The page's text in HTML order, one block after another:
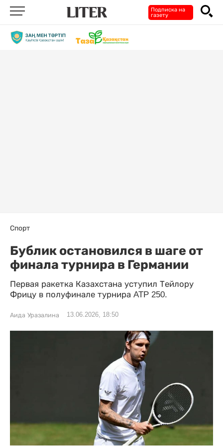
Подписка на
газету
Спорт
Бублик остановился в шаге от
финала турнира в Германии
Первая ракетка Казахстана уступил Тейлору
Фрицу в полуфинале турнира ATP 250.
Аида Уразалина 13.06.2026, 18:50